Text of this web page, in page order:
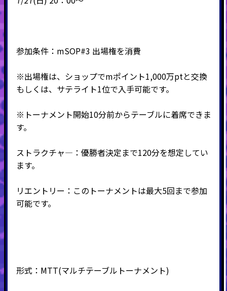
参加条件：mSOP#3 出場権を消費
※出場権は、ショップでmポイント1,000万ptと交換
もしくは、サテライト1位で入手可能です。
※トーナメント開始10分前からテーブルに着席できま
す。
ストラクチャ―：優勝者決定まで120分を想定してい
ます。
リエントリー：このトーナメントは最大5回まで参加
可能です。
形式：MTT(マルチテーブルトーナメント)